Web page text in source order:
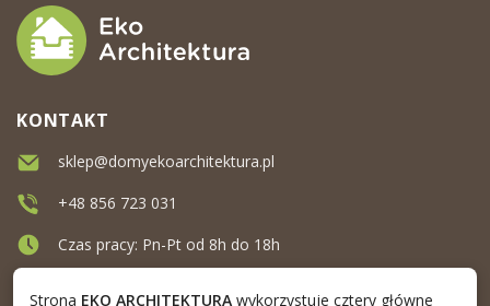
KONTAKT
sklep@domyekoarchitektura.pl
+48 856 723 031
Czas pracy: Pn-Pt od 8h do 18h
Strona EKO ARCHITEKTURAwykorzystuje cztery główne